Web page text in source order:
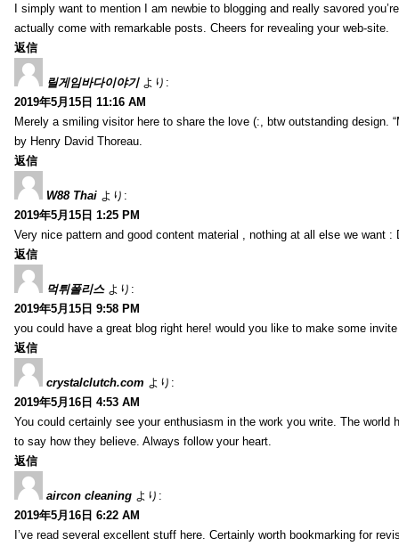
I simply want to mention I am newbie to blogging and really savored
actually come with remarkable posts. Cheers for revealing your web-site.
返信
릴게임바다이야기 より:
2019年5月15日 11:16 AM
Merely a smiling visitor here to share the love (:, btw outstanding
by Henry David Thoreau.
返信
W88 Thai より:
2019年5月15日 1:25 PM
Very nice pattern and good content material , nothing at all else we want :
返信
먹튀폴리스 より:
2019年5月15日 9:58 PM
you could have a great blog right here! would you like to make some
返信
crystalclutch.com より:
2019年5月16日 4:53 AM
You could certainly see your enthusiasm in the work you write. The
to say how they believe. Always follow your heart.
返信
aircon cleaning より:
2019年5月16日 6:22 AM
I’ve read several excellent stuff here. Certainly worth bookmarking for